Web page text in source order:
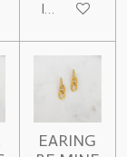
In
EARING